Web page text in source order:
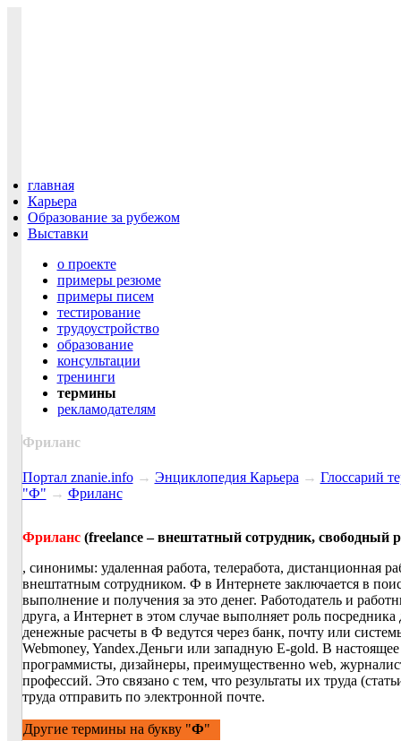
главная
Карьера
Образование за рубежом
Выставки
о проекте
примеры резюме
примеры писем
тестирование
трудоустройство
образование
консультации
тренинги
термины
рекламодателям
Фриланс
Портал znanie.info→ Энциклопедия Карьера → Глосcарий
"Ф" → Фриланс
Фриланс (freelance – внештатный сотрудник, свободный
, синонимы: удаленная работа, телеработа, дистанционная
внештатным сотрудником. Ф в Интернете заключается в
выполнение и получения за это денег. Работодатель и
друга, а Интернет в этом случае выполняет роль
денежные расчеты в Ф ведутся через банк, почту или
Webmoney, Yandex.Деньги или западную E-gold. В
программисты, дизайнеры, преимущественно web,
профессий. Это связано с тем, что результаты их труда
труда отправить по электронной почте.
Другие термины на букву "Ф"